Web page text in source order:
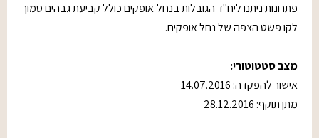
פתרונות ניתנו ליח"ד הגובלות בנחל אופקים כולל קביעת גבהים סמוך
לקו פשט הצפה של נחל אופקים.
מצב סטטוטורי:
אישור להפקדה: 14.07.2016
מתן תוקף: 28.12.2016